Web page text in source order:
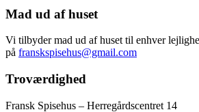
Mad ud af huset
Vi tilbyder mad ud af huset til enhver
på franskspisehus@gmail.com
Troværdighed
Fransk Spisehus – Herregårdscentret 14